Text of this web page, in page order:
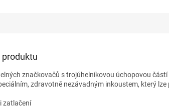
produktu
značkovačů s trojúhelníkovou úchopovou částí
zdravotně nezávadným inkoustem, který lze
zatlačení